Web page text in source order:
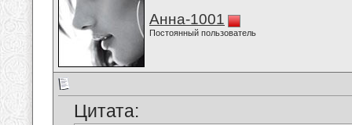
Анна-1001
Постоянный пользователь
Цитата: